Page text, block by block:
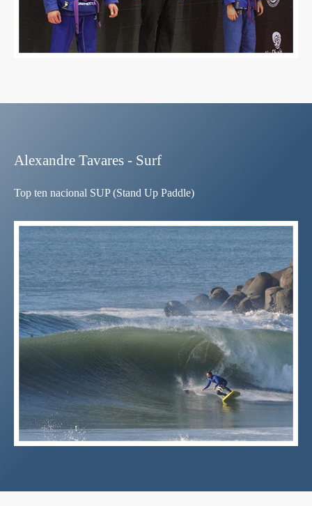
Alexandre Tavares - Surf
Top ten nacional SUP (Stand Up Paddle)